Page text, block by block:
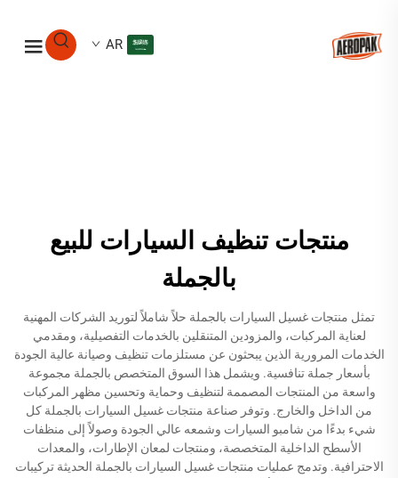
AR
منتجات تنظيف السيارات للبيع
بالجملة
تمثل منتجات غسيل السيارات بالجملة حلاً شاملاً لتوريد الشركات المهنية
لعناية المركبات، والمزودين المتنقلين بالخدمات التفصيلية، ومقدمي
الخدمات المرورية الذين يبحثون عن مستلزمات تنظيف وصيانة عالية الجودة
بأسعار جملة تنافسية. ويشمل هذا السوق المتخصص بالجملة مجموعة
واسعة من المنتجات المصممة لتنظيف وحماية وتحسين مظهر المركبات
من الداخل والخارج. وتوفر صناعة منتجات غسيل السيارات بالجملة كل
شيء بدءًا من شامبو السيارات وشمعه عالي الجودة وصولاً إلى منظفات
الأسطح الداخلية المتخصصة، ومنتجات لمعان الإطارات، والمعدات
الاحترافية. وتدمج عمليات منتجات غسيل السيارات بالجملة الحديثة تركيبات